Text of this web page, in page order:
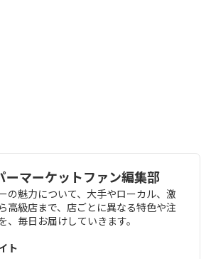
ーマーケットファン編集部
の魅力について、大手やローカル、激
高級店まで、店ごとに異なる特色や注
、毎日お届けしていきます。
ト